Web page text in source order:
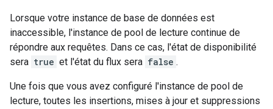
Lorsque votre instance de base de données est
inaccessible, l'instance de pool de lecture continue de
répondre aux requêtes. Dans ce cas, l'état de disponibilité
sera true et l'état du flux sera false .
Une fois que vous avez configuré l'instance de pool de
lecture, toutes les insertions, mises à jour et suppressions